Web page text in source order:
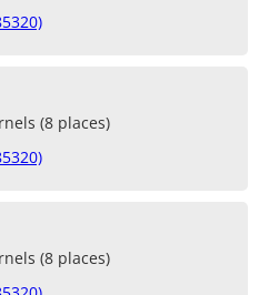
(8 places)
(8 places)